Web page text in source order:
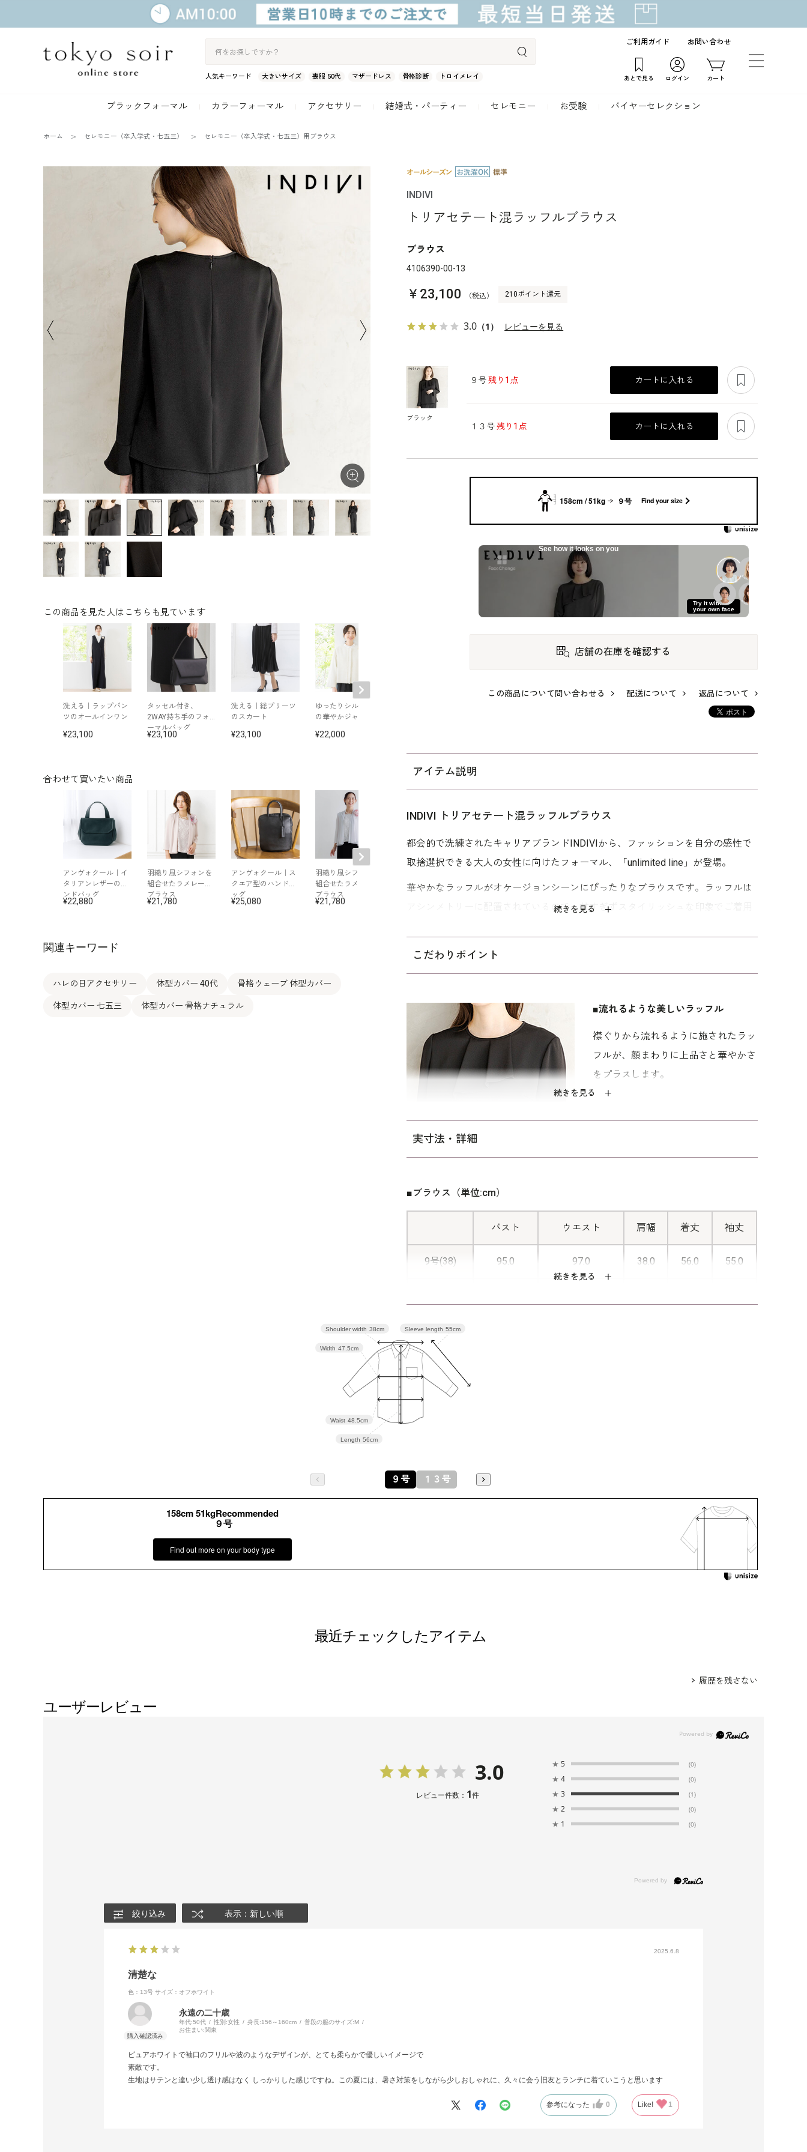
人気キーワード 大きいサイズ 喪服 50代 マザードレス 骨格診断 トロイメレイ
ご利用ガイド お問い合わせ
あとで見る ログイン カート
ブラックフォーマル カラーフォーマル アクセサリー 結婚式・パーティー セレモニー お受験 バイヤーセレクション
ホーム セレモニー（卒入学式・七五三） セレモニー（卒入学式・七五三）用ブラウス
この商品を見た人はこちらも見ています
洗える｜ラップパン
ツのオールインワン
23,100
タッセル付き、
2WAY持ち手のフォ
ーマルバッグ
23,100
洗える｜総プリーツ
のスカート
23,100
ゆったりシルエット
の華やかジャケット
22,000
洗える｜ストレッチ
洗える｜ストレッチ
ツイルのジレ
合わせて買いたい商品
アンヴォクール｜イ
タリアンレザーのハ
ンドバッグ
22,880
羽織り風シフォンを
組合せたラメレース
ブラウス
21,780
アンヴォクール｜ス
クエア型のハンドバ
ッグ
25,080
羽織り風シフォンを
組合せたラメレース
ブラウス
21,780
ーショルダーワンピ
ース
ツイードジャケット
タンのジャケット
きワンピース
のシンプルジャケッ
関連キーワード
ハレの日アクセサリー 体型カバー 40代 骨格ウェーブ 体型カバー
体型カバー 七五三 体型カバー 骨格ナチュラル
INDIVI
トリアセテート混ラッフルブラウス
ブラウス
4106390-00-13
￥23,100 （税込） 210ポイント還元
3.0 （1） レビューを見る
ブラック
９号残り1点 カートに入れる
１３号残り1点 カートに入れる
158cm / 51kg ９号 Find your size
See how it looks on you
Try it with
your own face
店舗の在庫を確認する
この商品について問い合わせる 配送について 返品について
アイテム説明
続きを見る
INDIVI トリアセテート混ラッフルブラウス
都会的で洗練されたキャリアブランドINDIVIから、ファッションを自分の感性で
取捨選択できる大人の女性に向けたフォーマル、「unlimited line」が登場。
華やかなラッフルがオケージョンシーンにぴったりなブラウスです。ラッフルは
アシンメトリーに配置されているので、甘すぎずスタイリッシュな印象でご着用
カラーはブラックとホワイトの2色。ブラックはコーディネートアイテムをブラ
ックでまとめて、お別れの会や家族葬、法事などの喪のシーンにおすすめです。
もちろん普段使いとしてもご着用いただけます。キャリア（30～40代）を中心と
した、メリハリのあるボディラインの方向けの「標準」パターンを使用していま
こだわりポイント
続きを見る
■流れるような美しいラッフル
襟ぐりから流れるように施されたラッ
フルが、顔まわりに上品さと華やかさ
をプラスします。
ョーゼット
ています。トリアセテート混素材です
快適。カジュアル見えしないので、ビ
ジネスシーンからフォーマルまで様々
実寸法・詳細
続きを見る
■ブラウス（単位:cm）
バスト ウエスト 肩幅 着丈 袖丈
9号(38) 95.0 97.0 38.0 56.0 55.0
素材
※モデル：身長165cm 9号着用
Sleeve length 55cm
Length 56cm
Waist 48.5cm
Width 47.5cm
Shoulder width 38cm
９号 １３号
158cm 51kgRecommended
９号
Find out more on your body type
最近チェックしたアイテム
履歴を残さない
ユーザーレビュー
3.0
レビュー件数： 1件
★ 5 (0)
★ 4 (0)
★ 3 (1)
★ 2 (0)
★ 1 (0)
絞り込み 表示：新しい順
2025.6.8
清楚な
色：13号 サイズ：オフホワイト
永遠の二十歳
年代:50代 性別:女性 身長:156～160cm 普段の服のサイズ:M
お住まい:関東
ピュアホワイトで袖口のフリルや波のようなデザインが、とても柔らかで優しいイメージで
素敵です。
生地はサテンと違い少し透け感はなく しっかりした感じですね。この夏には、暑さ対策をしながら少しおしゃれに、久々に会う旧友とランチに着ていこうと思います
参考になった 0 Like! 1